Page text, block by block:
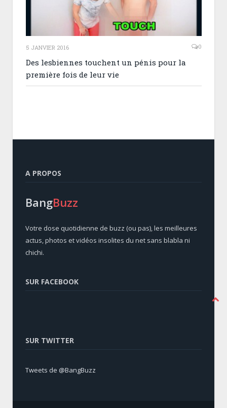
5 JANVIER 2016 0
Des lesbiennes touchent un pénis pour la
première fois de leur vie
A PROPOS
BangBuzz
Votre dose quotidienne de buzz (ou pas), les meilleures
actus, photos et vidéos insolites du net sans blabla ni
chichi.
SUR FACEBOOK
SUR TWITTER
Tweets de @BangBuzz